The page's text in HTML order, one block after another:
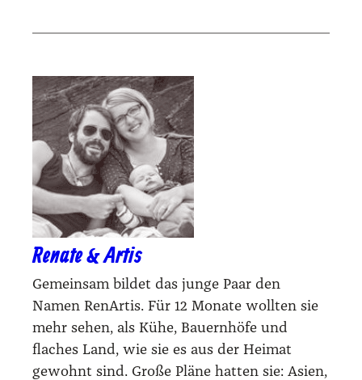
Renate & Artis
Gemeinsam bildet das junge Paar den
Namen RenArtis. Für 12 Monate wollten sie
mehr sehen, als Kühe, Bauernhöfe und
flaches Land, wie sie es aus der Heimat
gewohnt sind. Große Pläne hatten sie: Asien,